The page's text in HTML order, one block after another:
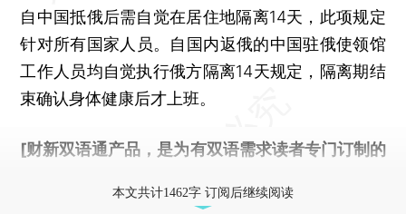
自中国抵俄后需自觉在居住地隔离14天，此项规定
针对所有国家人员。自国内返俄的中国驻俄使领馆
工作人员均自觉执行俄方隔离14天规定，隔离期结
束确认身体健康后才上班。
[财新双语通产品，是为有双语需求读者专门订制的
本文共计1462字 订阅后继续阅读